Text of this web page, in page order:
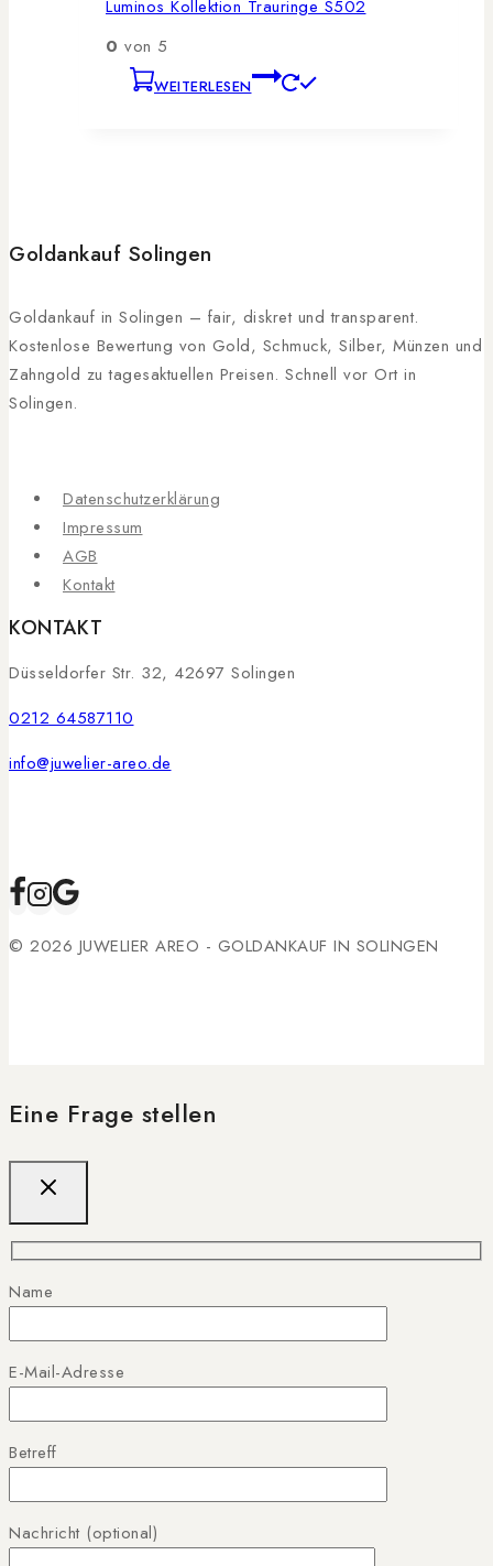
Luminos Kollektion Trauringe S502
0 von 5
WEITERLESEN
Goldankauf Solingen
Goldankauf in Solingen – fair, diskret und transparent.
Kostenlose Bewertung von Gold, Schmuck, Silber, Münzen und
Zahngold zu tagesaktuellen Preisen. Schnell vor Ort in
Solingen.
Datenschutzerklärung
Impressum
AGB
Kontakt
KONTAKT
Düsseldorfer Str. 32, 42697 Solingen
0212 64587110
info@juwelier-areo.de
© 2026 JUWELIER AREO - GOLDANKAUF IN SOLINGEN
Eine Frage stellen
Name
E-Mail-Adresse
Betreff
Nachricht (optional)